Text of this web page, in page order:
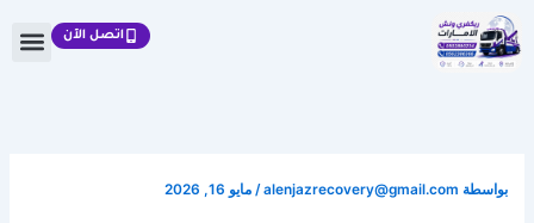
تخطي
إلى
المحتوى
اتصل الآن
بواسطة alenjazrecovery@gmail.com
/مايو 16, 2026